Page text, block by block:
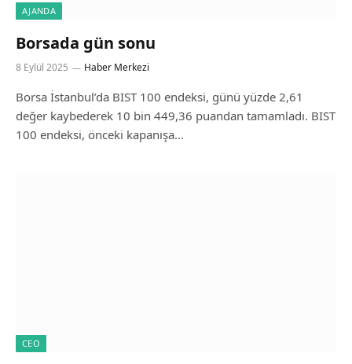
AJANDA
Borsada gün sonu
8 Eylül 2025 Haber Merkezi
Borsa İstanbul’da BIST 100 endeksi, günü yüzde 2,61
değer kaybederek 10 bin 449,36 puandan tamamladı. BIST
100 endeksi, önceki kapanışa…
CEO